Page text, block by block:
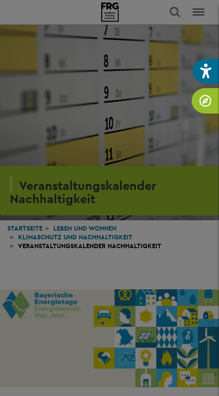
Veranstaltungskalender
Nachhaltigkeit
STARTSEITE LEBEN UND WOHNEN
KLIMASCHUTZ UND NACHHALTIGKEIT
VERANSTALTUNGSKALENDER NACHHALTIGKEIT